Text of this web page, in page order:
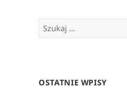
Szukaj:
OSTATNIE WPISY